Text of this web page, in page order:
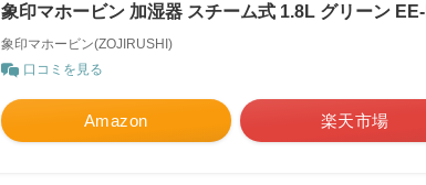
象印マホービン 加湿器 スチーム式 1.8L グリーン
象印マホービン(ZOJIRUSHI)
口コミを見る
Amazon 楽天市場